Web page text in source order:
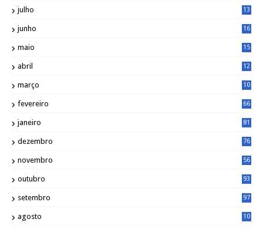
julho
13
junho
16
maio
15
abril
12
março
10
fevereiro 66
janeiro 81
dezembro 76
novembro 56
outubro 93
setembro 97
agosto
10